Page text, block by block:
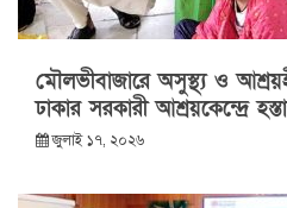
মৌলভীবাজারে অসুস্থ্য ও
ঢাকার সরকারী আশ্রয়কেন্দ্রে
জুলাই ১৭, ২০২৬